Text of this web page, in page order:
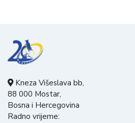
Kneza Višeslava bb,
88 000 Mostar,
Bosna i Hercegovina
Radno vrijeme: